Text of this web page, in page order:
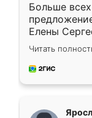
Больше
Елены
короткие
для замера
предложил
Читать